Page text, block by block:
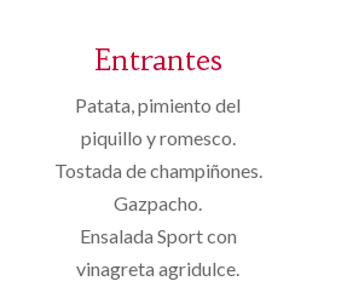
Entrantes
Patata, pimiento del
piquillo y romesco.
Tostada de champiñones.
Gazpacho.
Ensalada Sport con
vinagreta agridulce.